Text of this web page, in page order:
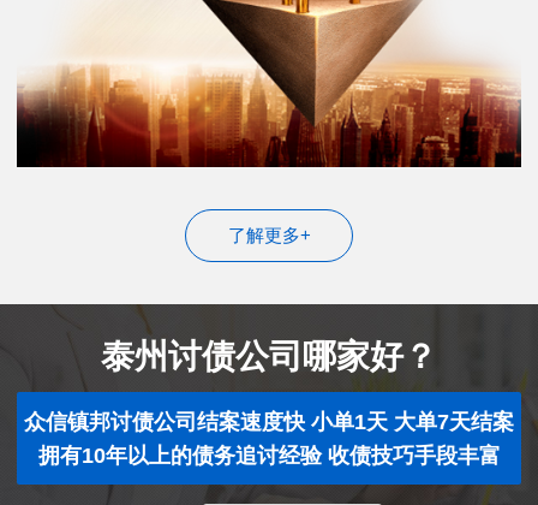
了解更多+
泰州讨债公司哪家好？
众信镇邦讨债公司结案速度快 小单1天 大单7天结案
拥有10年以上的债务追讨经验 收债技巧手段丰富